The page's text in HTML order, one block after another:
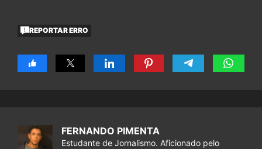
REPORTAR ERRO
FERNANDO PIMENTA
Estudante de Jornalismo. Aficionado pelo